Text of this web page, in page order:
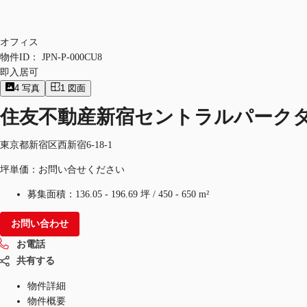
オフィス
物件ID：
JPN-P-000CU8
即入居可
4 写真 1 図面
住友不動産新宿セントラルパーク
東京都新宿区西新宿6-18-1
坪単価：お問い合せください
募集面積： 136.05 - 196.69 坪 / 450 - 650 m²
お問い合わせ
お電話
共有する
物件詳細
物件概要